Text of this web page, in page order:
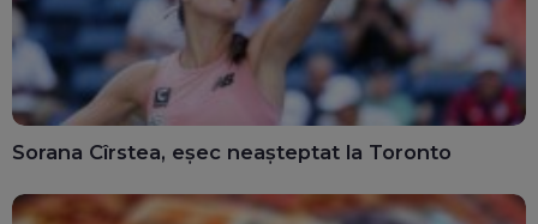
Sorana Cîrstea, eșec neașteptat la Toronto